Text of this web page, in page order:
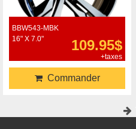
BBW543-MBK
16" X 7.0"
109.95$
+taxes
Commander